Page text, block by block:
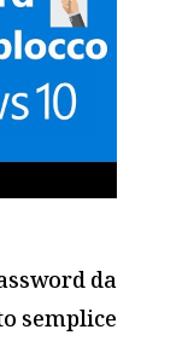
da
semplice